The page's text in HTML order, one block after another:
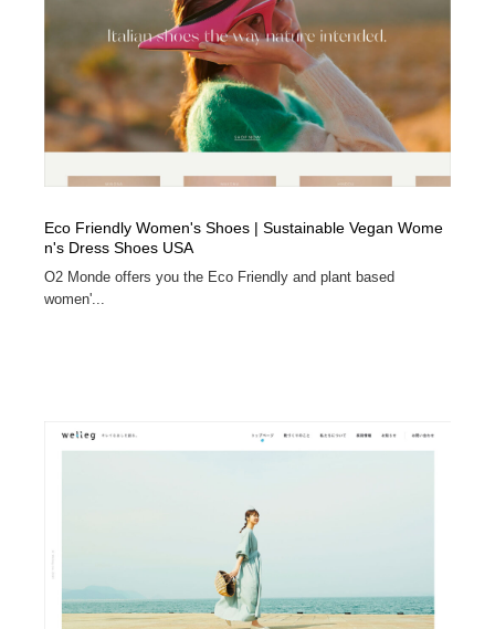
Eco Friendly Women's Shoes | Sustainable Vegan Wome
n's Dress Shoes USA
O2 Monde offers you the Eco Friendly and plant based
women'...